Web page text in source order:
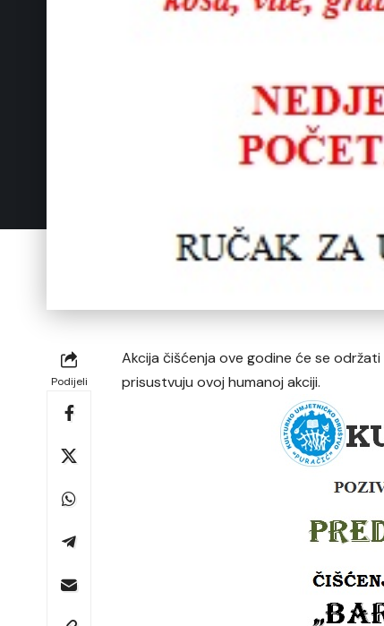
Podijeli
Akcija čišćenja ove godine će se
prisustvuju ovoj humanoj akciji.